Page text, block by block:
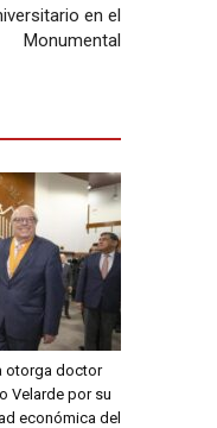
en el
Monumental
otorga doctor
Velarde por su
económica del